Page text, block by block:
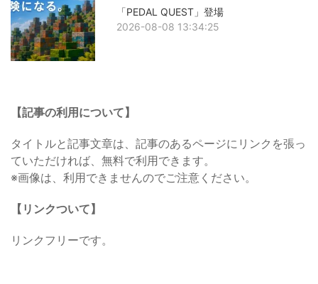
「PEDAL QUEST」登場
2026-08-08 13:34:25
【記事の利用について】
タイトルと記事文章は、記事のあるページにリンクを張っ
ていただければ、無料で利用できます。
※画像は、利用できませんのでご注意ください。
【リンクついて】
リンクフリーです。